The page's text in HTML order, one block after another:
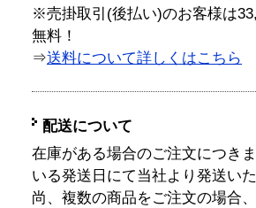
※売掛取引(後払い)のお客様は
無料！
⇒送料について詳しくはこちら
配送について
在庫がある場合のご注文につき
いる発送日にて当社より発送い
尚、複数の商品をご注文の場合